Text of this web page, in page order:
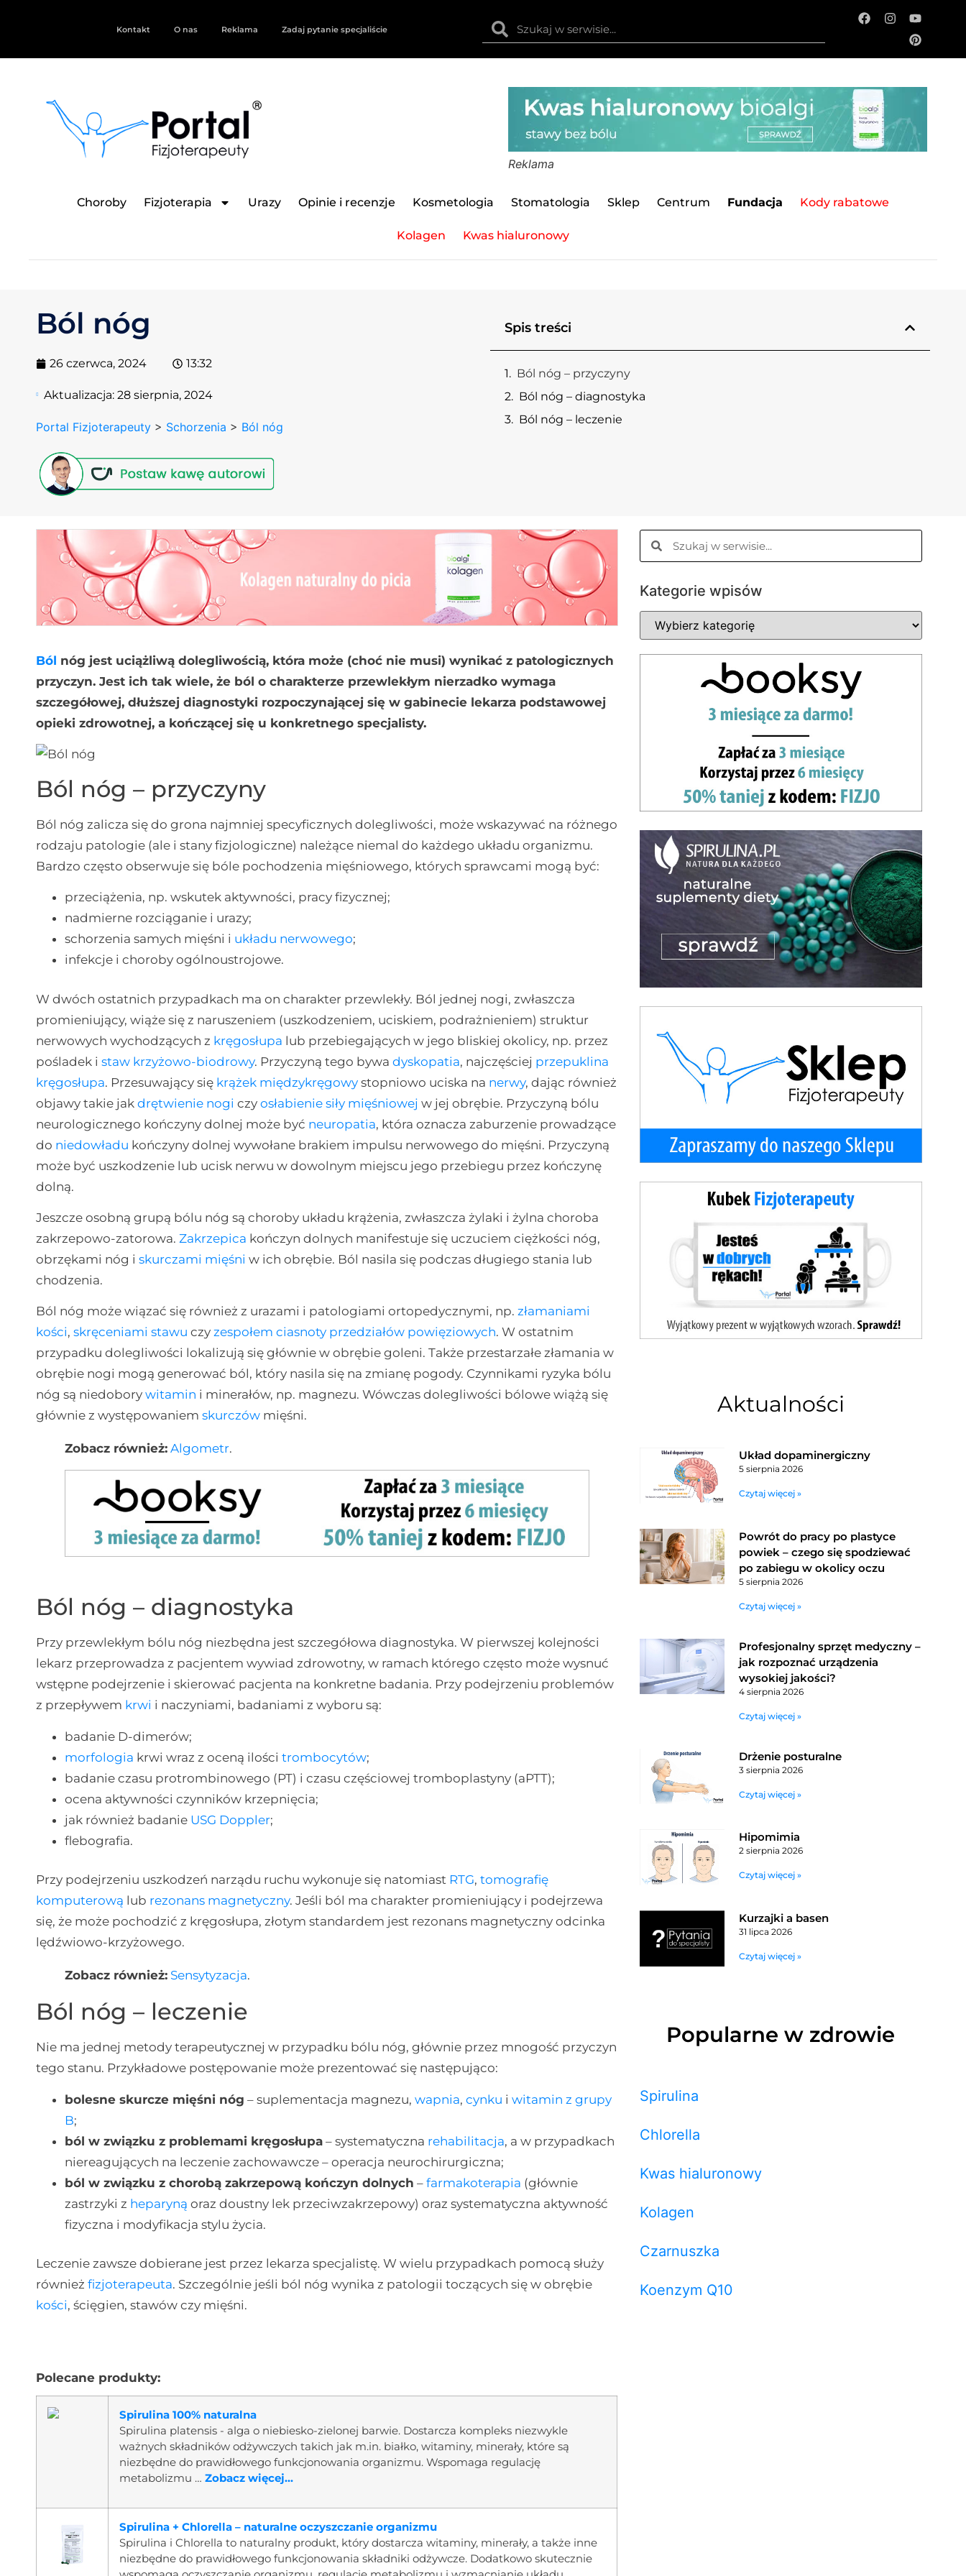
Kontakt O nas Reklama Zadaj pytanie specjaliście
Reklama
Choroby Fizjoterapia Urazy Opinie i recenzje Kosmetologia Stomatologia Sklep Centrum Fundacja Kody rabatowe
Kolagen Kwas hialuronowy
Ból nóg
26 czerwca, 2024 13:32
Aktualizacja:28 sierpnia, 2024
Portal Fizjoterapeuty > Schorzenia > Ból nóg
Spis treści
Ból nóg – przyczyny
Ból nóg – diagnostyka
Ból nóg – leczenie
Ból nóg jest uciążliwą dolegliwością, która może (choć nie musi) wynikać z patologicznych
przyczyn. Jest ich tak wiele, że ból o charakterze przewlekłym nierzadko wymaga
szczegółowej, dłuższej diagnostyki rozpoczynającej się w gabinecie lekarza podstawowej
opieki zdrowotnej, a kończącej się u konkretnego specjalisty.
Ból nóg – przyczyny
Ból nóg zalicza się do grona najmniej specyficznych dolegliwości, może wskazywać na różnego
rodzaju patologie (ale i stany fizjologiczne) należące niemal do każdego układu organizmu.
Bardzo często obserwuje się bóle pochodzenia mięśniowego, których sprawcami mogą być:
przeciążenia, np. wskutek aktywności, pracy fizycznej;
nadmierne rozciąganie i urazy;
schorzenia samych mięśni i układu nerwowego;
infekcje i choroby ogólnoustrojowe.
W dwóch ostatnich przypadkach ma on charakter przewlekły. Ból jednej nogi, zwłaszcza
promieniujący, wiąże się z naruszeniem (uszkodzeniem, uciskiem, podrażnieniem) struktur
nerwowych wychodzących z kręgosłupa lub przebiegających w jego bliskiej okolicy, np. przez
pośladek istaw krzyżowo-biodrowy. Przyczyną tego bywadyskopatia, najczęściej przepuklina
kręgosłupa. Przesuwający się krążek międzykręgowy stopniowo uciska na nerwy, dając również
objawy takie jakdrętwienie nogi czyosłabienie siły mięśniowej w jej obrębie. Przyczyną bólu
neurologicznego kończyny dolnej może być neuropatia, która oznacza zaburzenie prowadzące
do niedowładu kończyny dolnej wywołane brakiem impulsu nerwowego do mięśni. Przyczyną
może być uszkodzenie lub ucisk nerwu w dowolnym miejscu jego przebiegu przez kończynę
dolną.
Jeszcze osobną grupą bólu nóg są choroby układu krążenia, zwłaszcza żylaki i żylna choroba
zakrzepowo-zatorowa.Zakrzepica kończyn dolnych manifestuje się uczuciem ciężkości nóg,
obrzękami nóg iskurczami mięśni w ich obrębie. Ból nasila się podczas długiego stania lub
chodzenia.
Ból nóg może wiązać się również z urazami i patologiami ortopedycznymi, np.złamaniami
kości,skręceniami stawu czyzespołem ciasnoty przedziałów powięziowych. W ostatnim
przypadku dolegliwości lokalizują się głównie w obrębie goleni. Także przestarzałe złamania w
obrębie nogi mogą generować ból, który nasila się na zmianę pogody. Czynnikami ryzyka bólu
nóg są niedoborywitamin i minerałów, np. magnezu. Wówczas dolegliwości bólowe wiążą się
głównie z występowaniemskurczów mięśni.
Zobacz również: Algometr.
Ból nóg – diagnostyka
Przy przewlekłym bólu nóg niezbędna jest szczegółowa diagnostyka. W pierwszej kolejności
lekarz przeprowadza z pacjentem wywiad zdrowotny, w ramach którego często może wysnuć
wstępne podejrzenie i skierować pacjenta na konkretne badania. Przy podejrzeniu problemów
z przepływem krwi i naczyniami, badaniami z wyboru są:
badanie D-dimerów;
morfologia krwi wraz z oceną ilościtrombocytów;
badanie czasu protrombinowego (PT) i czasu częściowej tromboplastyny (aPTT);
ocena aktywności czynników krzepnięcia;
jak również badanie USG Doppler;
flebografia.
Przy podejrzeniu uszkodzeń narządu ruchu wykonuje się natomiast RTG,tomografię
komputerową lub rezonans magnetyczny. Jeśli ból ma charakter promieniujący i podejrzewa
się, że może pochodzić z kręgosłupa, złotym standardem jest rezonans magnetyczny odcinka
lędźwiowo-krzyżowego.
Zobacz również: Sensytyzacja.
Ból nóg – leczenie
Nie ma jednej metody terapeutycznej w przypadku bólu nóg, głównie przez mnogość przyczyn
tego stanu. Przykładowe postępowanie może prezentować się następująco:
bolesne skurcze mięśni nóg – suplementacja magnezu,wapnia,cynku iwitamin z grupy
B;
ból w związku z problemami kręgosłupa – systematyczna rehabilitacja, a w przypadkach
niereagujących na leczenie zachowawcze – operacja neurochirurgiczna;
ból w związku z chorobą zakrzepową kończyn dolnych –farmakoterapia (głównie
zastrzyki z heparyną oraz doustny lek przeciwzakrzepowy) oraz systematyczna aktywność
fizyczna i modyfikacja stylu życia.
Leczenie zawsze dobierane jest przez lekarza specjalistę. W wielu przypadkach pomocą służy
równieżfizjoterapeuta. Szczególnie jeśli ból nóg wynika z patologii toczących się w obrębie
kości, ścięgien, stawów czy mięśni.
Polecane produkty:
Spirulina 100% naturalna
Spirulina platensis - alga o niebiesko-zielonej barwie. Dostarcza kompleks niezwykle
ważnych składników odżywczych takich jak m.in. białko, witaminy, minerały, które są
niezbędne do prawidłowego funkcjonowania organizmu. Wspomaga regulację
metabolizmu …Zobacz więcej...
Spirulina + Chlorella – naturalne oczyszczanie organizmu
Spirulina i Chlorella to naturalny produkt, który dostarcza witaminy, minerały, a także inne
niezbędne do prawidłowego funkcjonowania składniki odżywcze. Dodatkowo skutecznie
Kategorie wpisów
Aktualności
Układ dopaminergiczny
5 sierpnia 2026
Czytaj więcej »
Powrót do pracy po plastyce
powiek – czego się spodziewać
po zabiegu w okolicy oczu
5 sierpnia 2026
Czytaj więcej »
Profesjonalny sprzęt medyczny –
jak rozpoznać urządzenia
wysokiej jakości?
4 sierpnia 2026
Czytaj więcej »
Drżenie posturalne
3 sierpnia 2026
Czytaj więcej »
Hipomimia
2 sierpnia 2026
Czytaj więcej »
Kurzajki a basen
31 lipca 2026
Czytaj więcej »
Popularne w zdrowie
Spirulina
Chlorella
Kwas hialuronowy
Kolagen
Czarnuszka
Koenzym Q10